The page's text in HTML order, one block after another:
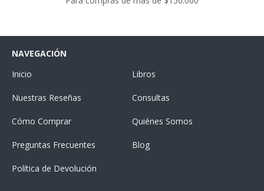
NAVEGACIÓN
Inicio
Libros
Nuestras Reseñas Consultas
Cómo Comprar Quiénes Somos
Preguntas Frecuentes Blog
Política de Devolución